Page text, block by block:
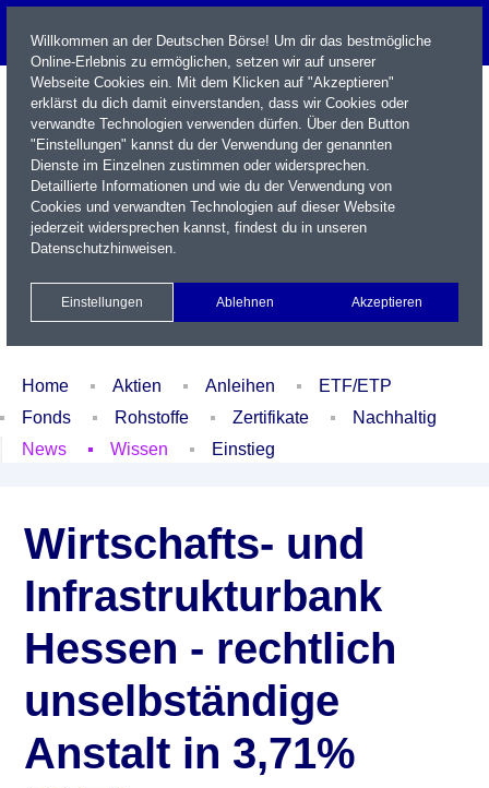
Name / WKN / ISIN / Kürzel
Xetra Realtime
Watchlist Portfolio Login
Home Aktien Anleihen
ETF/ETP
Fonds
Rohstoffe Zertifikate
Nachhaltig
News
Wissen Einstieg
Wirtschafts- und
Infrastrukturbank
Hessen - rechtlich
unselbständige
Anstalt in 3,71%
Willkommen an der Deutschen Börse! Um dir das bestmögliche
Online-Erlebnis zu ermöglichen, setzen wir auf unserer
Webseite Cookies ein. Mit dem Klicken auf "Akzeptieren"
erklärst du dich damit einverstanden, dass wir Cookies oder
verwandte Technologien verwenden dürfen. Über den Button
"Einstellungen" kannst du der Verwendung der genannten
Dienste im Einzelnen zustimmen oder widersprechen.
Detaillierte Informationen und wie du der Verwendung von
Cookies und verwandten Technologien auf dieser Website
jederzeit widersprechen kannst, findest du in unseren
Datenschutzhinweisen.
Einstellungen Ablehnen Akzeptieren